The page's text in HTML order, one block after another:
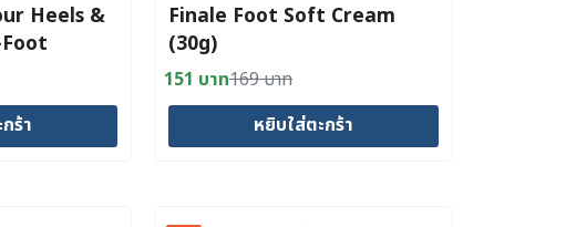
Heels &
ร้า
Finale Foot Soft Cream
(30g)
169บาท
Original
price
was:
151 บาท
Current
price
is:
หยิบใส่ตะกร้า